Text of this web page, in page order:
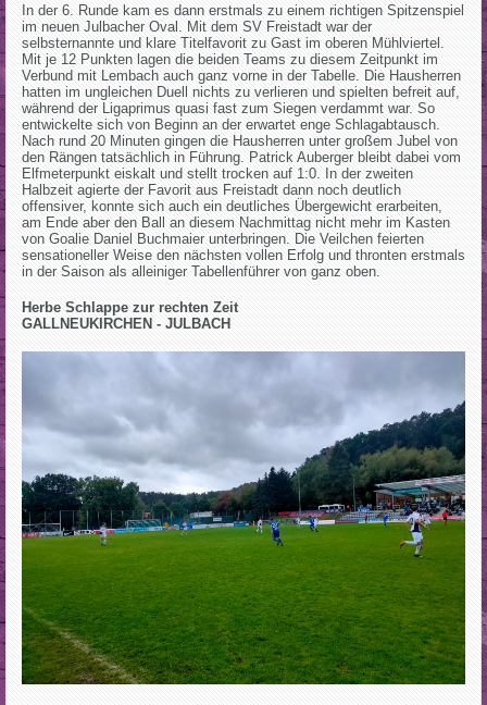
In der 6. Runde kam es dann erstmals zu einem richtigen Spitzenspiel
im neuen Julbacher Oval. Mit dem SV Freistadt war der
selbsternannte und klare Titelfavorit zu Gast im oberen Mühlviertel.
Mit je 12 Punkten lagen die beiden Teams zu diesem Zeitpunkt im
Verbund mit Lembach auch ganz vorne in der Tabelle. Die Hausherren
hatten im ungleichen Duell nichts zu verlieren und spielten befreit auf,
während der Ligaprimus quasi fast zum Siegen verdammt war. So
entwickelte sich von Beginn an der erwartet enge Schlagabtausch.
Nach rund 20 Minuten gingen die Hausherren unter großem Jubel von
den Rängen tatsächlich in Führung. Patrick Auberger bleibt dabei vom
Elfmeterpunkt eiskalt und stellt trocken auf 1:0. In der zweiten
Halbzeit agierte der Favorit aus Freistadt dann noch deutlich
offensiver, konnte sich auch ein deutliches Übergewicht erarbeiten,
am Ende aber den Ball an diesem Nachmittag nicht mehr im Kasten
von Goalie Daniel Buchmaier unterbringen. Die Veilchen feierten
sensationeller Weise den nächsten vollen Erfolg und thronten erstmals
in der Saison als alleiniger Tabellenführer von ganz oben.
Herbe Schlappe zur rechten Zeit
GALLNEUKIRCHEN - JULBACH